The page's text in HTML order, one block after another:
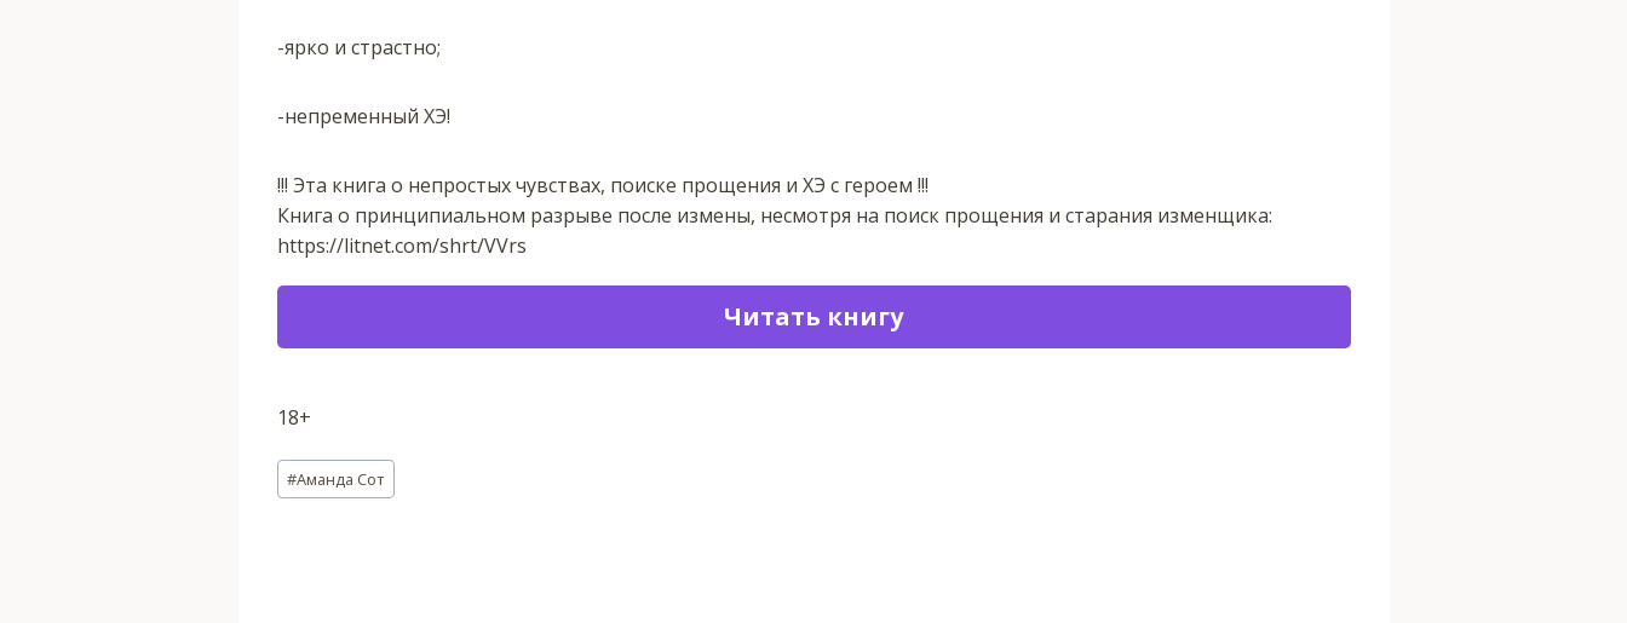
-ярко и страстно;
-непременный ХЭ!
!!! Эта книга о непростых чувствах, поиске прощения и ХЭ с героем !!!
Книга о принципиальном разрыве после измены, несмотря на поиск прощения и старания изменщика:
https://litnet.com/shrt/VVrs
Читать книгу
18+
Метки
записи:
#Аманда Сот